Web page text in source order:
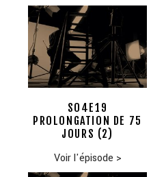
S04E19
PROLONGATION DE 75
JOURS (2)
Voir l'épisode >